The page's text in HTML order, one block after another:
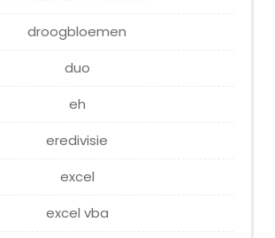
droogbloemen
duo
eh
eredivisie
excel
excel vba